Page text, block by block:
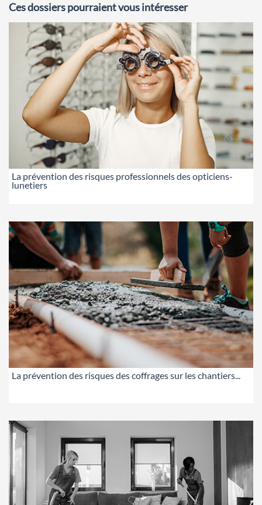
Ces dossiers pourraient vous intéresser
La prévention des risques professionnels des opticiens-
lunetiers
La prévention des risques des coffrages sur les chantiers...